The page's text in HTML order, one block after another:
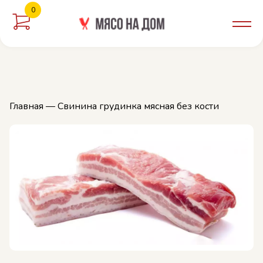
0
Главная — Свинина грудинка мясная без кости